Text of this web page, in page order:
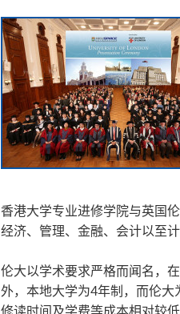
香港大学专业进修学院与英国
经济、管理、金融、会计以至
伦大以学术要求严格而闻名，
外，本地大学为4年制，而伦大
修读时间及学费等成本相对较